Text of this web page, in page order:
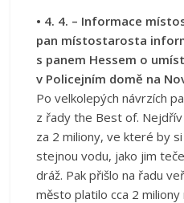
• 4. 4. – Informace
pan místostarosta
s panem Hessem o
v Policejním domě na
Po velkolepých návrzích
z řady the Best of.
za 2 miliony, ve které by
stejnou vodu, jako jim
dráž. Pak přišlo na řadu
město platilo cca 2